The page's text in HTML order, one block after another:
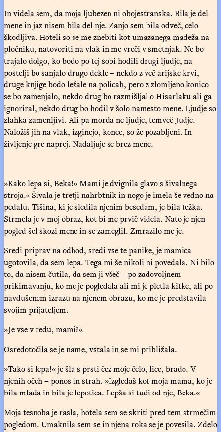
In videla sem, da moja ljubezen ni obojestranska. Bila je del
mene in jaz nisem bila del nje. Zanjo sem bila odveč, celo
škodljiva. Hoteli so se me znebiti kot umazanega madeža na
pločniku, natovoriti na vlak in me vreči v smetnjak. Ne bo
trajalo dolgo, ko bodo po tej sobi hodili drugi ljudje, na
postelji bo sanjalo drugo dekle – nekdo z več arijske krvi,
druge knjige bodo ležale na policah, pero z zlomljeno konico
se bo zamenjalo, nekdo drug bo razmišljal o Hisarlaku ali ga
ignoriral, nekdo drug bo hodil v šolo namesto mene. Ljudje so
zlahka zamenljivi. Ali pa morda ne ljudje, temveč Judje.
Naložiš jih na vlak, izginejo, konec, so že pozabljeni. In
življenje gre naprej. Nadaljuje se brez mene.
»Kako lepa si, Beka!» Mami je dvignila glavo s šivalnega
stroja.« Šivala je tretji nahrbtnik in nogo je imela še vedno na
pedalu. Tišina, ki je sledila njenim besedam, je bila težka.
Strmela je v moj obraz, kot bi me prvič videla. Nato je njen
pogled šel skozi mene in se zameglil. Zmrazilo me je.
Sredi priprav na odhod, sredi vse te panike, je mamica
ugotovila, da sem lepa. Tega mi še nikoli ni povedala. Ni bilo
to, da nisem čutila, da sem ji všeč – po zadovoljnem
prikimavanju, ko me je pogledala ali mi je pletla kitke, ali po
navdušenem izrazu na njenem obrazu, ko me je predstavila
svojim prijateljem.
»Je vse v redu, mami?«
Osredotočila se je name, vstala in se mi približala.
»Tako si lepa!« je šla s prsti čez moje čelo, lice, brado. V
njenih očeh – ponos in strah. »Izgledaš kot moja mama, ko je
bila mlada in bila je lepotica. Lepša si tudi od nje, Beka.«
Moja tesnoba je rasla, hotela sem se skriti pred tem strmečim
pogledom. Umaknila sem se in njena roka se je povesila. Zdelo